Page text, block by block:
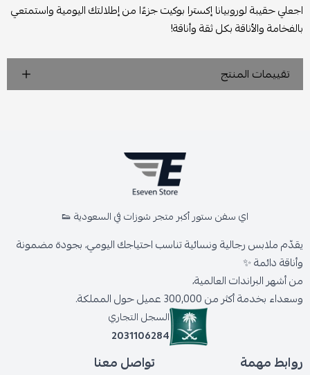
اجعلي حقيبة لوروبيانا إكسترا بوكيت جزءًا من إطلالتك اليومية واستمتعي
بالفخامة والأناقة بكل ثقة وأناقة!
تقييمات المنتج
اي سفن ستور أكبر متجر شوزات في السعودية 👟
يقدّم ملابس رجالية ونسائية تناسب احتياجك اليومي، بجودة مضمونة
وأناقة دائمة ✨
من أشهر البراندات العالمية،
وسعداء بخدمة أكثر من 300,000 عميل حول المملكة.
السجل التجاري
2031106284
روابط مهمة تواصل معنا